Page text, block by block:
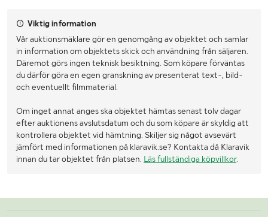
Viktig information
Vår auktionsmäklare gör en genomgång av objektet och samlar
in information om objektets skick och användning från säljaren.
Däremot görs ingen teknisk besiktning. Som köpare förväntas
du därför göra en egen granskning av presenterat text-, bild-
och eventuellt filmmaterial.
Om inget annat anges ska objektet hämtas senast tolv dagar
efter auktionens avslutsdatum och du som köpare är skyldig att
kontrollera objektet vid hämtning. Skiljer sig något avsevärt
jämfört med informationen på klaravik.se? Kontakta då Klaravik
innan du tar objektet från platsen. Läs fullständiga köpvillkor.